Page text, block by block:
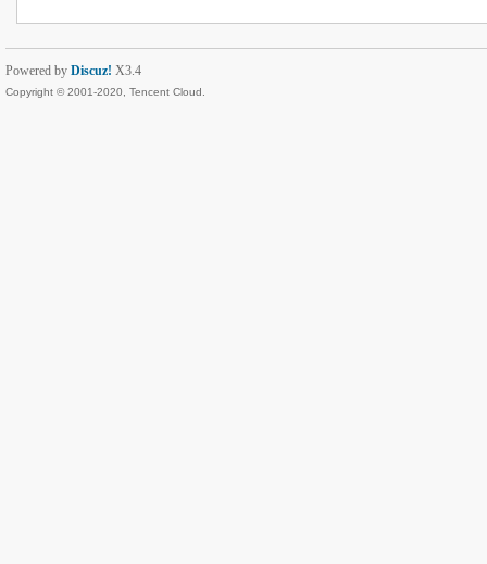
Powered by Discuz! X3.4
Copyright © 2001-2020, Tencent Cloud.